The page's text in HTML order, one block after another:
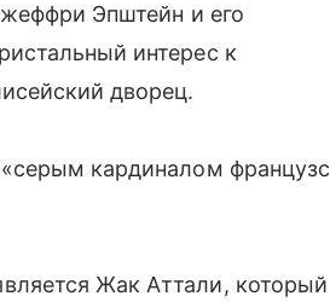
Эпштейн и его
интерес к
дворец.
кардиналом
Жак Аттали, который